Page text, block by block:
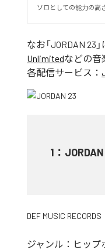
ソロとしての能力の高
なお「JORDAN 23
Unlimitedなどの音
各配信サービス：
1 ：
DEF MUSIC RECORDS
ジャンル： ヒップ